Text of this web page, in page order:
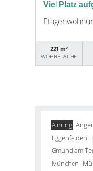
Viel Platz
221 m²
WOHNFLÄCHE
Ainring Anger
Eggenfelden
Gmund am
München